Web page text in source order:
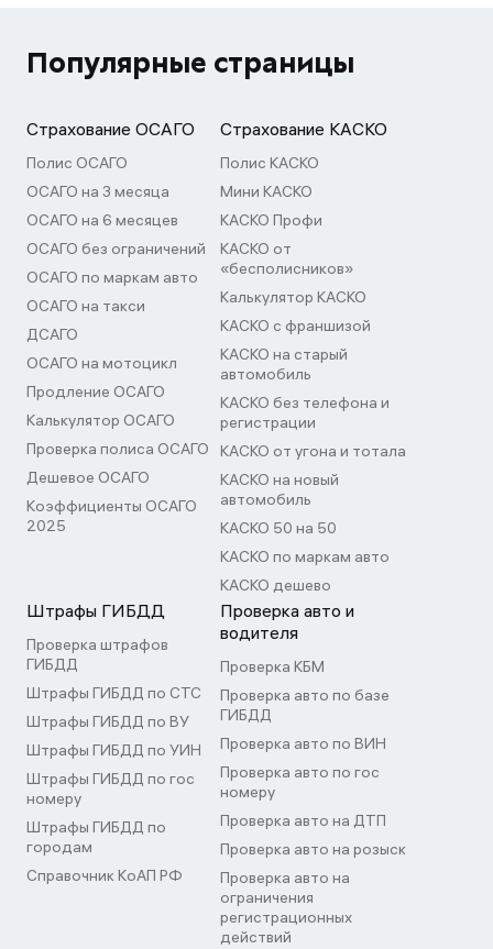
Популярные страницы
Страхование ОСАГО
Полис ОСАГО
ОСАГО на 3 месяца
ОСАГО на 6 месяцев
ОСАГО без ограничений
ОСАГО по маркам авто
ОСАГО на такси
ДСАГО
ОСАГО на мотоцикл
Продление ОСАГО
Калькулятор ОСАГО
Проверка полиса ОСАГО
Дешевое ОСАГО
Коэффициенты ОСАГО
2025
Страхование КАСКО
Полис КАСКО
Мини КАСКО
КАСКО Профи
КАСКО от
«бесполисников»
Калькулятор КАСКО
КАСКО с франшизой
КАСКО на старый
автомобиль
КАСКО без телефона и
регистрации
КАСКО от угона и тотала
КАСКО на новый
автомобиль
КАСКО 50 на 50
КАСКО по маркам авто
КАСКО дешево
Штрафы ГИБДД
Проверка штрафов
ГИБДД
Штрафы ГИБДД по СТС
Штрафы ГИБДД по ВУ
Штрафы ГИБДД по УИН
Штрафы ГИБДД по гос
номеру
Штрафы ГИБДД по
городам
Справочник КоАП РФ
Проверка авто и
водителя
Проверка КБМ
Проверка авто по базе
ГИБДД
Проверка авто по ВИН
Проверка авто по гос
номеру
Проверка авто на ДТП
Проверка авто на розыск
Проверка авто на
ограничения
регистрационных
действий